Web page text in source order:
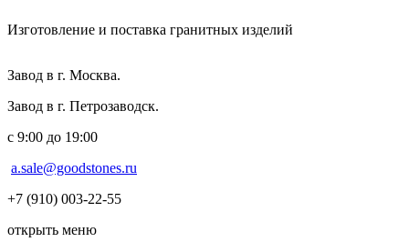
Изготовление и поставка гранитных изделий
Завод в г. Москва.
Завод в г. Петрозаводск.
с 9:00 до 19:00
a.sale@goodstones.ru
+7 (910) 003-22-55
открыть меню